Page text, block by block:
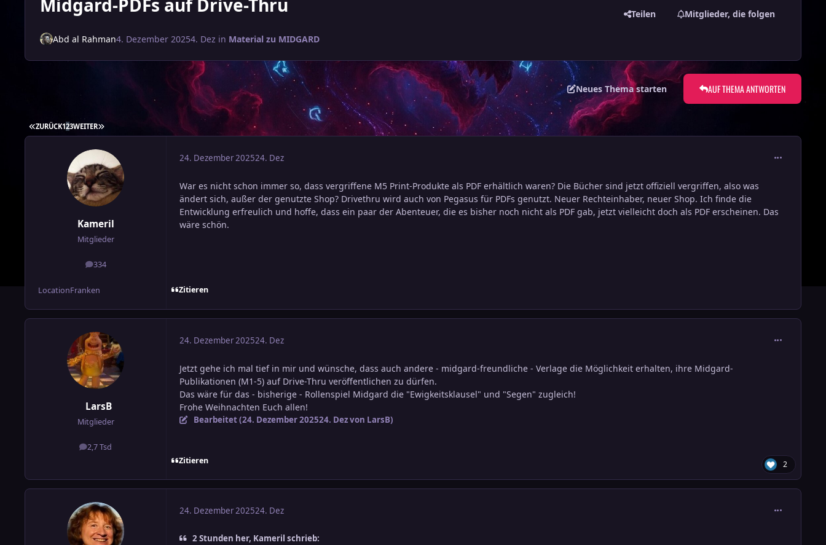
Midgard-PDFs auf Drive-Thru Teilen Mitglieder, die folgen
Abd al Rahman4. Dezember 20254. Dez in Material zu MIDGARD
Neues Thema starten AUF THEMA ANTWORTEN
ERSTE SEITE
ZURÜCK123WEITER LETZTE SEITE
Kameril
Mitglieder
334
Beiträge
LocationFranken
24. Dezember 202524. Dez
War es nicht schon immer so, dass vergriffene M5 Print-Produkte als PDF erhältlich waren? Die Bücher sind jetzt offiziell vergriffen, also was
ändert sich, außer der genutzte Shop? Drivethru wird auch von Pegasus für PDFs genutzt. Neuer Rechteinhaber, neuer Shop. Ich finde die
Entwicklung erfreulich und hoffe, dass ein paar der Abenteuer, die es bisher noch nicht als PDF gab, jetzt vielleicht doch als PDF erscheinen. Das
wäre schön.
Zitieren
LarsB
Mitglieder
2,7 Tsd
Beiträge
24. Dezember 202524. Dez
Jetzt gehe ich mal tief in mir und wünsche, dass auch andere - midgard-freundliche - Verlage die Möglichkeit erhalten, ihre Midgard-
Publikationen (M1-5) auf Drive-Thru veröffentlichen zu dürfen.
Das wäre für das - bisherige - Rollenspiel Midgard die "Ewigkeitsklausel" und "Segen" zugleich!
Frohe Weihnachten Euch allen!
Bearbeitet (24. Dezember 202524. Dezvon LarsB)
Zitieren 2
24. Dezember 202524. Dez
2 Stunden her, Kameril schrieb: